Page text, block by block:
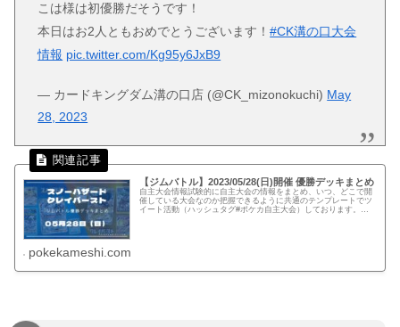
こは様は初優勝だそうです！
本日はお2人ともおめでとうございます！#CK溝の口大会
情報 pic.twitter.com/Kg95y6JxB9
— カードキングダム溝の口店 (@CK_mizonokuchi) May
28, 2023
【ジムバトル】2023/05/28(日)開催 優勝デッキまとめ
自主大会情報試験的に自主大会の情報をまとめ、いつ、どこで開
催している大会なのか把握できるように共通のテンプレートでツ
イート活動（ハッシュタグ#ポケカ自主大会）しております。下
pokekameshi.com